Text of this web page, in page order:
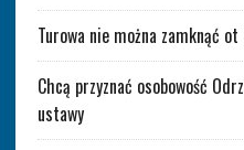
Turowa nie można zamknąć ot
Chcą przyznać osobowość
ustawy